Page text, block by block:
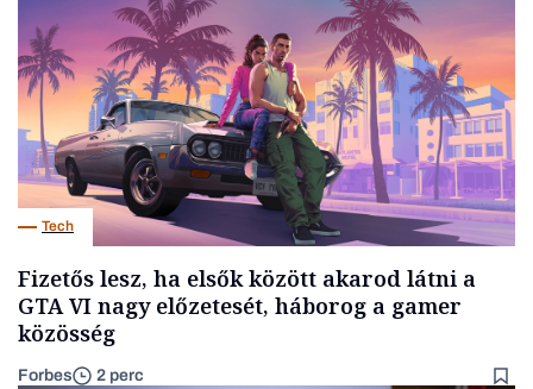
Tech
Fizetős lesz, ha elsők között akarod látni a
GTA VI nagy előzetesét, háborog a gamer
közösség
Forbes 2 perc